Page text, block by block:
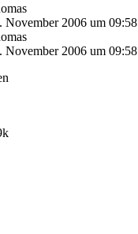
November 2006 um 09:58
November 2006 um 09:58